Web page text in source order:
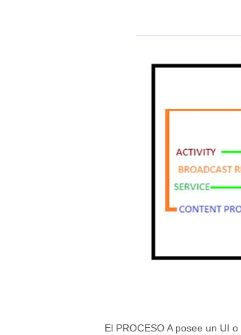
El PROCESO A posee un UI o